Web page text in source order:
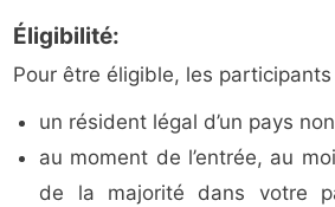
Éligibilité:
Pour être éligible, les
un résident légal d’un pays
au moment de l’entrée, au
de la majorité dans votre